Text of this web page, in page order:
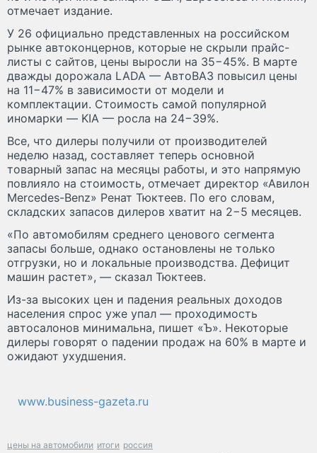
отмечает издание.
У 26 официально представленных на российском
рынке автоконцернов, которые не скрыли прайс-
листы с сайтов, цены выросли на 35−45%. В марте
дважды дорожала LADA — АвтоВАЗ повысил цены
на 11−47% в зависимости от модели и
комплектации. Стоимость самой популярной
иномарки — KIA — росла на 24−39%.
Все, что дилеры получили от производителей
неделю назад, составляет теперь основной
товарный запас на месяцы работы, и это напрямую
повлияло на стоимость, отмечает директор «Авилон
Mercedes-Benz» Ренат Тюктеев. По его словам,
складских запасов дилеров хватит на 2−5 месяцев.
«По автомобилям среднего ценового сегмента
запасы больше, однако остановлены не только
отгрузки, но и локальные производства. Дефицит
машин растет», — сказал Тюктеев.
Из-за высоких цен и падения реальных доходов
населения спрос уже упал — проходимость
автосалонов минимальна, пишет «Ъ». Некоторые
дилеры говорят о падении продаж на 60% в марте и
ожидают ухудшения.
www.business-gazeta.ru
цены на автомобили итоги россия